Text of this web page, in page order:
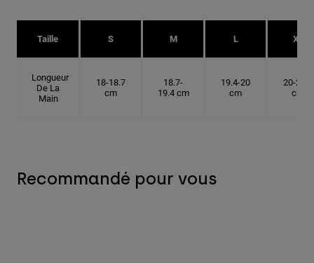
Taille S M L XL
Longueur
De La
Main
18-18.7
cm
18.7-
19.4 cm
19.4-20
cm
20-20.6
cm
Recommandé pour vous